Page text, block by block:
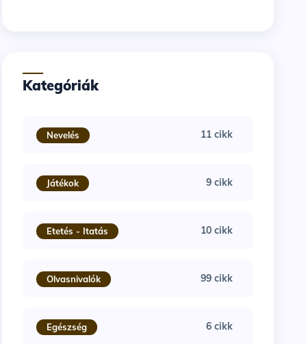
Kategóriák
Nevelés 11 cikk
Játékok 9 cikk
Etetés - Itatás 10 cikk
Olvasnivalók 99 cikk
Egészség 6 cikk